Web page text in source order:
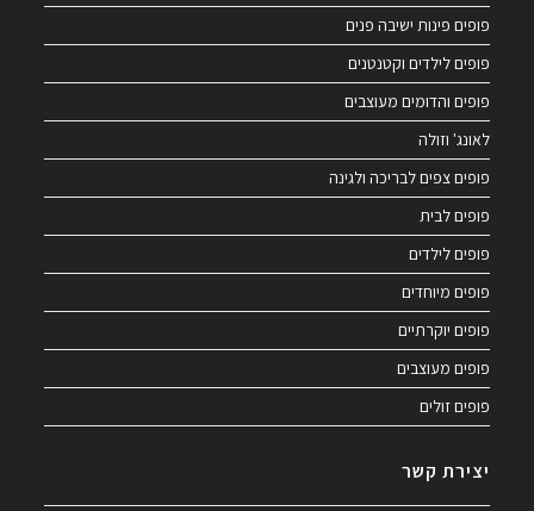
פופים פינות ישיבה פנים
פופים לילדים וקטנטנים
פופים והדומים מעוצבים
לאונג' וזולה
פופים צפים לבריכה ולגינה
פופים לבית
פופים לילדים
פופים מיוחדים
פופים יוקרתיים
פופים מעוצבים
פופים זולים
יצירת קשר